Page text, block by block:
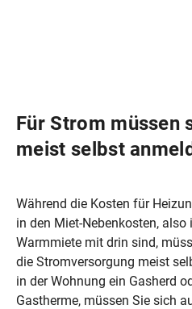
Für Strom müssen
meist selbst
Während die Kosten für
in den Miet-Nebenkosten, also
Warmmiete mit drin sind,
die Stromversorgung meist
in der Wohnung ein Gasherd
Gastherme, müssen Sie sich